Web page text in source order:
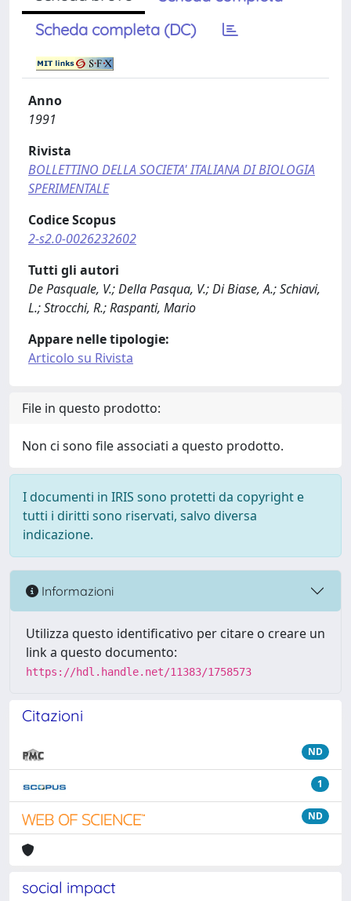
Scheda completa (DC)
Anno
1991
Rivista
BOLLETTINO DELLA SOCIETA' ITALIANA DI BIOLOGIA
SPERIMENTALE
Codice Scopus
2-s2.0-0026232602
Tutti gli autori
De Pasquale, V.; Della Pasqua, V.; Di Biase, A.; Schiavi,
L.; Strocchi, R.; Raspanti, Mario
Appare nelle tipologie:
Articolo su Rivista
File in questo prodotto:
Non ci sono file associati a questo prodotto.
I documenti in IRIS sono protetti da copyright e
tutti i diritti sono riservati, salvo diversa
indicazione.
Informazioni
Utilizza questo identificativo per citare o creare un
link a questo documento:
https://hdl.handle.net/11383/1758573
Citazioni
ND
1
ND
social impact